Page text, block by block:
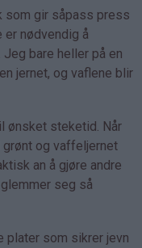
som gir såpass press
er nødvendig å
bare heller på en
jernet, og vaflene blir
ønsket steketid. Når
og vaffeljernet
an å gjøre andre
seg så
plater som sikrer jevn